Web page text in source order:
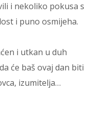
i nekoliko pokusa s
i puno osmijeha.
i utkan u duh
će baš ovaj dan biti
izumitelja…